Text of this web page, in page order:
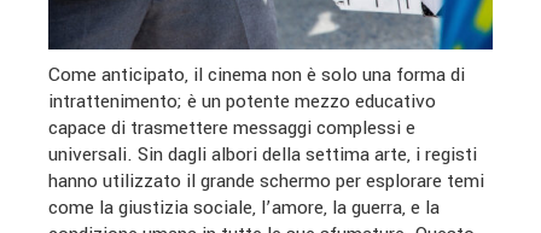
Come anticipato, il cinema non è solo una forma di
intrattenimento; è un potente mezzo educativo
capace di trasmettere messaggi complessi e
universali. Sin dagli albori della settima arte, i registi
hanno utilizzato il grande schermo per esplorare temi
come la giustizia sociale, l’amore, la guerra, e la